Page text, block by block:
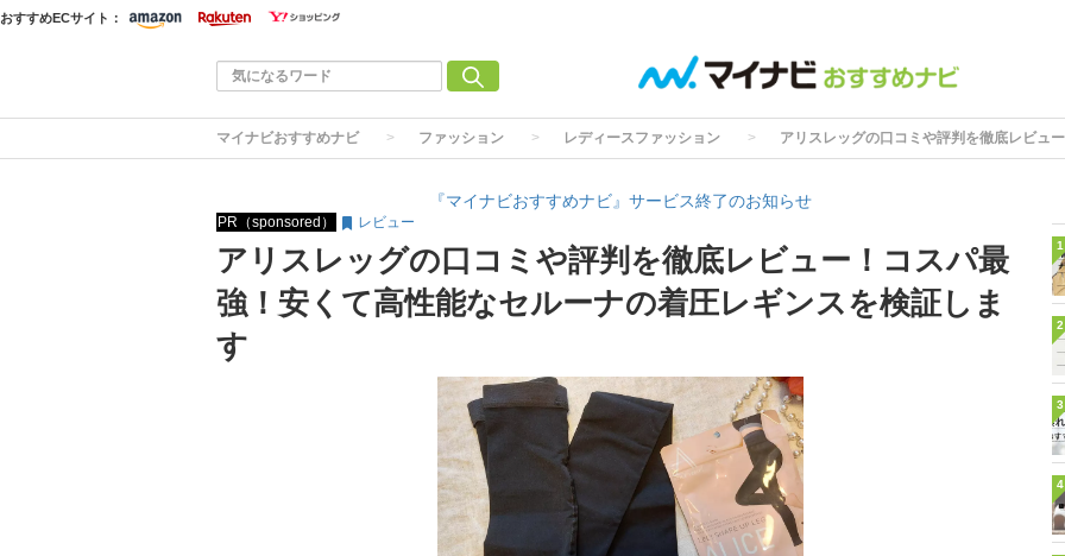
おすすめECサイト：
マイナビおすすめナビ ファッション レディースファッション アリスレッグの口コミや評判を徹底レビュ
『マイナビおすすめナビ』サービス終了のお知らせ
PR（sponsored） レビュー
アリスレッグの口コミや評判を徹底レビュー！コスパ最
強！安くて高性能なセルーナの着圧レギンスを検証しま
す
1
2
3
4